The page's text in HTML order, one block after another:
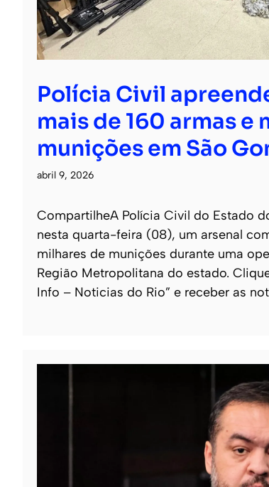
Polícia Civil
mais de 160 armas e
munições em São
abril 9, 2026
CompartilheA Polícia Civil do Estado
nesta quarta-feira (08), um arsenal
milhares de munições durante uma
Região Metropolitana do estado.
Info – Noticias do Rio” e receber as